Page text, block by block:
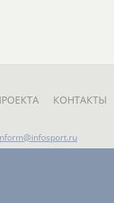
КОНТАКТЫ